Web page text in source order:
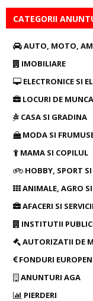
CATEGORII
AUTO, MOTO,
IMOBILIARE
ELECTRONICE SI
LOCURI DE MUNCA
CASA SI GRADINA
MODA SI
MAMA SI COPILUL
HOBBY, SPORT
ANIMALE, AGRO
AFACERI SI SERVICII
INSTITUTII
AUTORIZATII DE
FONDURI
ANUNTURI AGA
PIERDERI